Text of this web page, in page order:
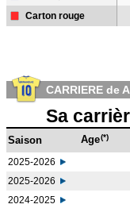
Carton rouge
CARRIERE de
Sa
Saison Age(*)
2025-2026
2025-2026
2024-2025